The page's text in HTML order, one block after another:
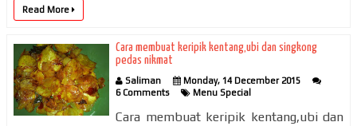
Read More
Cara membuat keripik kentang,ubi dan singkong
pedas nikmat
Saliman
Monday, 14 December 2015
6 Comments
Menu Special
Cara membuat keripik kentang,ubi dan